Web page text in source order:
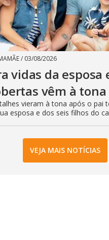
/ 03/08/2026
vidas da esposa
vêm à tona
vieram à tona após o pai
esposa e dos seis filhos do
VEJA MAIS NOTÍCIAS